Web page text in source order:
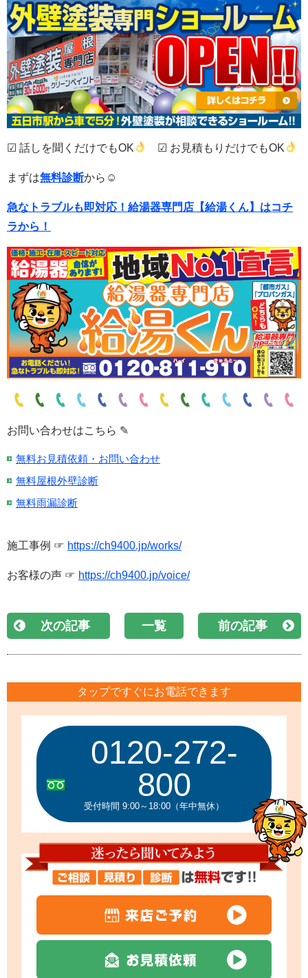
☑ 話しを聞くだけでもOK ☑ お見積もりだけでもOK
まずは無料診断から☺
急なトラブルも即対応！ 給湯器専門店【給湯くん】はコチ
ラから！
お問い合わせはこちら ✎
無料お見積依頼・お問い合わせ
無料屋根外壁診断
無料雨漏診断
施工事例 ☞ https://ch9400.jp/works/
お客様の声 ☞ https://ch9400.jp/voice/
次の記事 一覧 前の記事
タップですぐにお電話できます
0120-272-
800
受付時間 9:00～18:00（年中無休）